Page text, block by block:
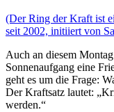
(Der Ring der Kraft ist
seit 2002, initiiert von
Auch an diesem
Sonnenaufgang eine
geht es um die Frage:
Der Kraftsatz lautet:
werden.“